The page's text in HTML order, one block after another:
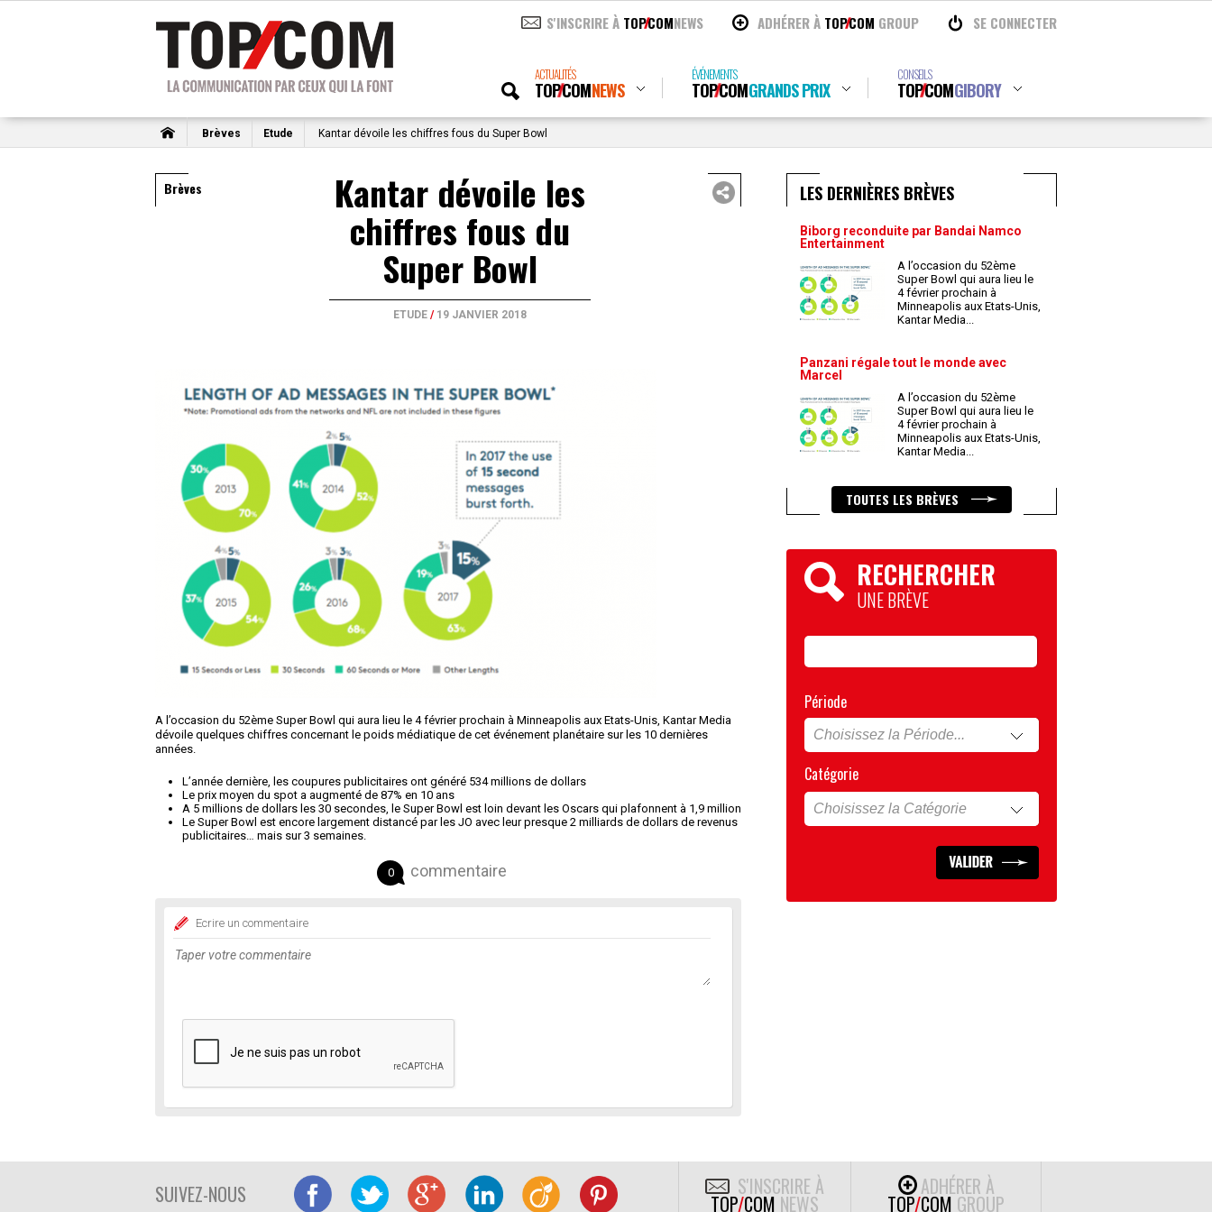
S'INSCRIRE À TOPCOMNEWS ADHÉRER À TOPCOM GROUP SE CONNECTER
ACTUALITÉS
TOPCOMNEWS
ÉVÉNEMENTS
TOPCOMGRANDS PRIX
CONSEILS
TOPCOMGIBORY
Brèves Etude Kantar dévoile les chiffres fous du Super Bowl
Brèves Kantar dévoile les
chiffres fous du
Super Bowl
ETUDE / 19 JANVIER 2018
A l’occasion du 52ème Super Bowl qui aura lieu le 4 février prochain à Minneapolis aux Etats-Unis, Kantar Media
dévoile quelques chiffres concernant le poids médiatique de cet événement planétaire sur les 10 dernières
années.
L’année dernière, les coupures publicitaires ont généré 534 millions de dollars
Le prix moyen du spot a augmenté de 87% en 10 ans
A 5 millions de dollars les 30 secondes, le Super Bowl est loin devant les Oscars qui plafonnent à 1,9 million
Le Super Bowl est encore largement distancé par les JO avec leur presque 2 milliards de dollars de revenus
publicitaires… mais sur 3 semaines.
0 commentaire
Ecrire un commentaire
LES DERNIÈRES BRÈVES
Biborg reconduite par Bandai Namco
Entertainment
A l’occasion du 52ème
Super Bowl qui aura lieu le
4 février prochain à
Minneapolis aux Etats-Unis,
Kantar Media...
Panzani régale tout le monde avec
Marcel
A l’occasion du 52ème
Super Bowl qui aura lieu le
4 février prochain à
Minneapolis aux Etats-Unis,
Kantar Media...
TOUTES LES BRÈVES
RECHERCHER
UNE BRÈVE
Période
Catégorie
SUIVEZ-NOUS S'INSCRIRE À
TOP/COM NEWS
ADHÉRER À
TOP/COM GROUP